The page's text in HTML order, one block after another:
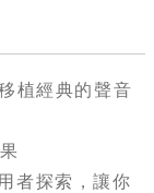
植經典的聲音
者探索，讓你